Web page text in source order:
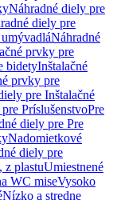
Náhradné diely pre
diely pre
Náhradné
prvky pre
bidetyInštalačné
prvky pre
pre Inštalačné
PríslušenstvoPre
diely pre Pre
Nadomietkové
diely pre
z plastuUmiestnené
WC miseVysoko
Nízko a stredne